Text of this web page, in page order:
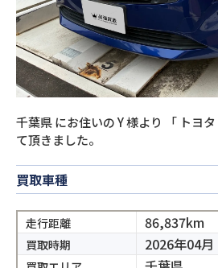
閉じる
千葉県にお住いのY様より 「 トヨ
て頂きました。
買取車種
走行距離 86,837km
買取時期 2026年04月